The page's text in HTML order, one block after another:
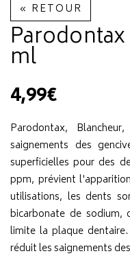
« RETOUR
ml
4,99€
Parodontax,
saignements des
superficielles pour des
ppm, prévient
utilisations, les dents
bicarbonate de
limite la plaque
réduit les saignements